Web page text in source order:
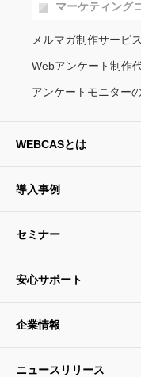
マーケティング
メルマガ制作サービス
Webアンケート制作
アンケートモニター
WEBCASとは
導入事例
セミナー
安心サポート
企業情報
ニュースリリース